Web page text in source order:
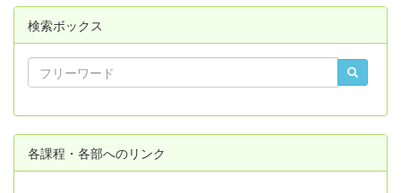
検索ボックス
各課程・各部へのリンク